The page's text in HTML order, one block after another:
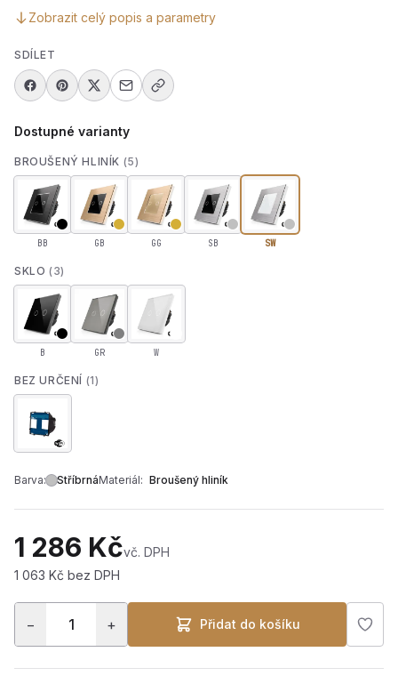
Zobrazit celý popis a parametry
SDÍLET
Dostupné varianty
BROUŠENÝ HLINÍK (5)
BB GB GG SB SW
SKLO (3)
B GR W
BEZ URČENÍ (1)
Barva: StříbrnáMateriál: Broušený hliník
1 286 Kčvč. DPH
1 063 Kč bez DPH
− + Přidat do košíku